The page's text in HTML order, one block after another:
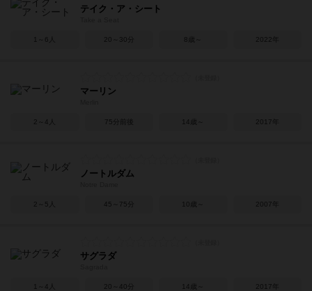
テイク・ア・シート
1～6人 20～30分 8歳～ 2022年
マーリン
2～4人 75分前後 14歳～ 2017年
ノートルダム
2～5人 45～75分 10歳～ 2007年
サグラダ
1～4人 20～40分 14歳～ 2017年